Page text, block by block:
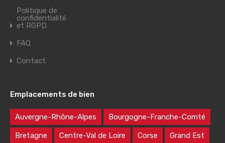
Politique de
confidentialité
et RGPD
FAQ
Contact
Emplacements de bien
Auvergne-Rhône-Alpes Bourgogne-Franche-Comté
Bretagne Centre-Val de Loire Corse Grand Est